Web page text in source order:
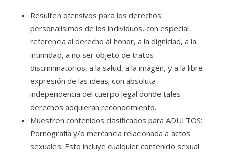
Resulten ofensivos para los derechos
personalísimos de los individuos, con especial
referencia al derecho al honor, a la dignidad, a la
intimidad, a no ser objeto de tratos
discriminatorios, a la salud, a la imagen, y a la libre
expresión de las ideas; con absoluta
independencia del cuerpo legal donde tales
derechos adquieran reconocimiento.
Muestren contenidos clasificados para ADULTOS:
Pornografía y/o mercancía relacionada a actos
sexuales. Esto incluye cualquier contenido sexual